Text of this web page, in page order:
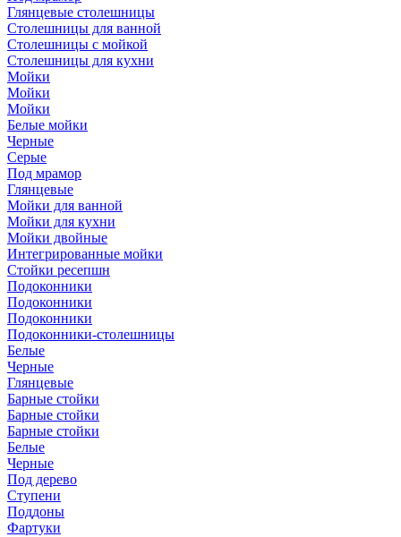
Глянцевые столешницы
Столешницы для ванной
Столешницы с мойкой
Столешницы для кухни
Мойки
Мойки
Мойки
Белые мойки
Черные
Серые
Под мрамор
Глянцевые
Мойки для ванной
Мойки для кухни
Мойки двойные
Интегрированные мойки
Стойки ресепшн
Подоконники
Подоконники
Подоконники
Подоконники-столешницы
Белые
Черные
Глянцевые
Барные стойки
Барные стойки
Барные стойки
Белые
Черные
Под дерево
Ступени
Поддоны
Фартуки